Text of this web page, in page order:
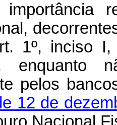
1º, inciso
enquanto
pelos
12 de